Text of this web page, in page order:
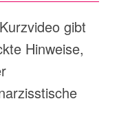
gibt
Hinweise,